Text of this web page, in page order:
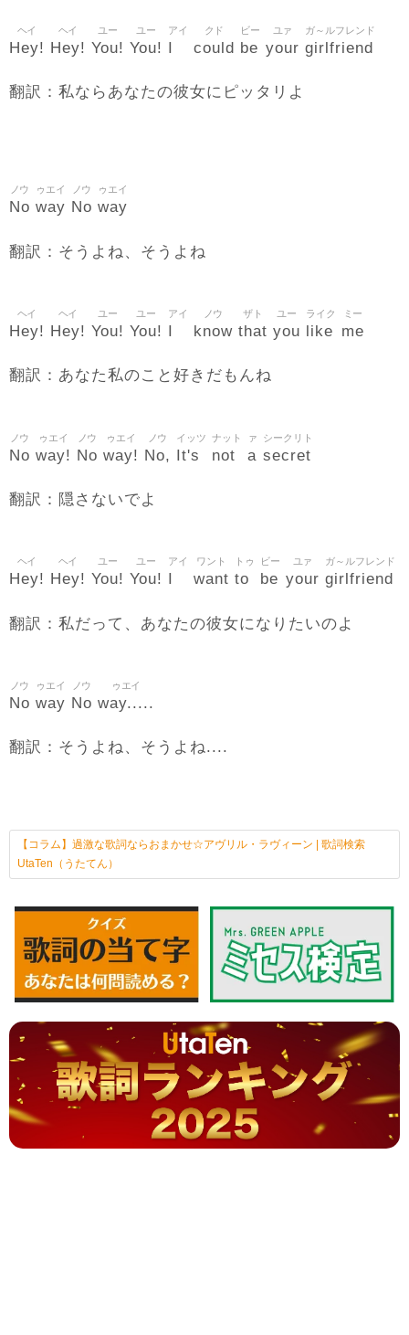
Hey!
ヘイ
Hey!
ヘイ
You!
ユー
You!
ユー
I
アイ
could
クド
be
ビー
your
ユァ
girlfriend
ガ～ルフレンド
翻訳：私ならあなたの彼女にピッタリよ
No
ノウ
way
ゥエイ
No
ノウ
way
ゥエイ
翻訳：そうよね、そうよね
Hey!
ヘイ
Hey!
ヘイ
You!
ユー
You!
ユー
I
アイ
know
ノウ
that
ザト
you
ユー
like
ライク
me
ミー
翻訳：あなた私のこと好きだもんね
No
ノウ
way!
ゥエイ
No
ノウ
way!
ゥエイ
No,
ノウ
It's
イッツ
not
ナット
a
ァ
secret
シークリト
翻訳：隠さないでよ
Hey!
ヘイ
Hey!
ヘイ
You!
ユー
You!
ユー アイ
want
ワント
to
トゥ
be
ビー
your
ユァ
girlfriend
ガ～ルフレンド
翻訳：私だって、あなたの彼女になりたいのよ
No
ノウ
way
ゥエイ
No
ノウ
way.....
ゥエイ
翻訳：そうよね、そうよね....
【コラム】過激な歌詞ならおまかせ☆アヴリル・ラヴィーン | 歌詞検索
UtaTen（うたてん）